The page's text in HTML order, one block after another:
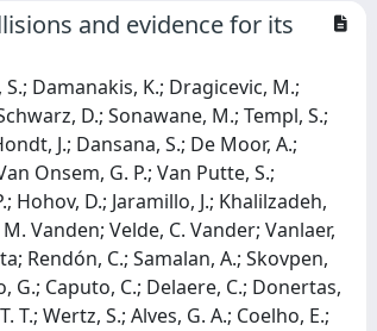
and evidence for its
A.; Maier, S.; Mitra, S.; Mormile, M.; Müller, Th.; Neukum, M.; Oh, M.; Pfeffer, E.; Presilla, M.; Quast, G.; Rabbertz, K.; Regnery, B.; Shadskiy, N.; Shvetsov, I.; Simonis, H. J.; Toms, M.; Trevisani, N.; Von Cube, R. F.; Wassmer, M.; Wieland, S.; Wittig, F.; Wolf, R.; Zuo, X.; Anagnostou, G.; Daskalakis, G.; Kyriakis, A.; Papadopoulos, A.; Stakia, A.; Kontaxakis, P.; Melachroinos, G.; Panagiotou, A.; Papavergou, I.; Paraskevas, I.; Saoulidou, N.; Theofilatos, K.; Tziaferi, E.; Vellidis, K.; Zisopoulos, I.; Bakas, G.; Chatzistavrou, T.; Karapostoli, G.; Kousouris, K.; Papakrivopoulos, I.; Siamarkou, E.; Tsipolitis, G.; Zacharopoulou, A.; Adamidis, K.; Bestintzanos, I.; Evangelou, I.; Foudas, C.; Kamtsikis, C.; Katsoulis, P.; Kokkas, P.; Kosmoglou Kioseoglou, P. G.; Manthos, N.; Papadopoulos, I.; Strologas, J.; Bartók, M.; Hajdu, C.; Horvath, D.; Márton, K.; Sikler, F.; Veszpremi, V.; Csanád, M.; Farkas, K.; Gadallah, M. M. A.; Kadlecsik, Á.; Major, P.; Mandal, K.; Pásztor, G.; Rádl, A. J.; Veres, G. I.; Raics, P.; Ujvari, B.; Zilizi, G.; Bencze, G.; Czellar, S.; Molnar, J.; Szillasi, Z.; Csorgo, T.; Nemes, F.; Novak, T.; Babbar, J.; Bansal, S.; Beri, S. B.; Bhatnagar, V.; Chaudhary, G.; Chauhan, S.; Dhingra, N.; Kaur, A.; Kaur, A.; Kaur, H.; Kaur, M.; Kumar, S.; Sandeep, K.; Sheokand, T.; Singh, J. B.; Singla, A.; Ahmed, A.; Bhardwaj, A.; Chhetri, A.; Choudhary, B. C.; Kumar, A.; Kumar, A.; Naimuddin, M.; Ranjan, K.; Saumya, S.; Baradia, S.; Barman, S.; Bhattacharya, S.; Dutta, S.; Sarkar, S.; Ameen, M. M.; Behera, P. K.; Behera, S. C.; Chatterjee, S.; Jana, P.; Kalbhor, P.; Komaragiri, J. R.; Kumar, D.; Pujahari, P. R.; Saha, N. R.; Sharma, A.; Sikdar, A. K.; Verma, S.; Dugad, S.; Kumar, M.; Mohanty, G. B.; Suryadevara, P.; Bala, A.; Banerjee, S.; Chatterjee, R. M.; Dewanjee, R. K.; Guchait, M.; Jain, Sh.; Jaiswal, A.; Karmakar, S.; Kumar, S.; Majumder, G.; Mazumdar, K.; Parolia, S.; Thachayath, A.; Bahinipati, S.; Kar, C.; Maity, D.; Mal, P.; Mishra, T.; Muraleedharan Nair Bindhu, V. K.; Naskar, K.; Nayak, A.; Sadangi, P.; Saha, P.; Swain, S. K.; Varghese, S.; Vats, D.; Acharya, S.; Alpana, A.; Dube, S.; Gomber, B.; Kansal, B.; Laha, A.; Sahu, B.; Sharma, S.; Vaish, K. Y.; Bakhshiansohi, H.; Khazaie, E.; Zeinali, M.; Chenarani, S.; Etesami, S. M.; Khakzad, M.; Mohammadi Najafabadi, M.; Grunewald, M.; Abbrescia, M.; Aly, R.; Colaleo, A.; Creanza, D.; D'Anzi, B.; De Filippis, N.; De Palma, M.; Di Florio, A.; Elmetenawee, W.; Fiore, L.; Iaselli, G.; Louka, M.; Maggi, G.; Maggi, M.; Margjeka, I.; Mastrapasqua, V.; My, S.; Nuzzo, S.; Pellecchia, A.; Pompili, A.; Pugliese, G.; Radogna, R.; Ramire